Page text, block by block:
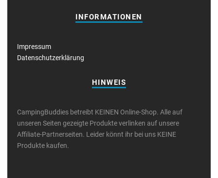
INFORMATIONEN
Impressum
Datenschutzerklärung
HINWEIS
CampingBuddies betreibt KEINEN Online-Shop. Alle auf
unseren Seiten gezeigte Produkte verlinken auf unsere
Affiliate-Partnerseiten. Leider könnt ihr bei uns KEINE
Produkte kaufen.